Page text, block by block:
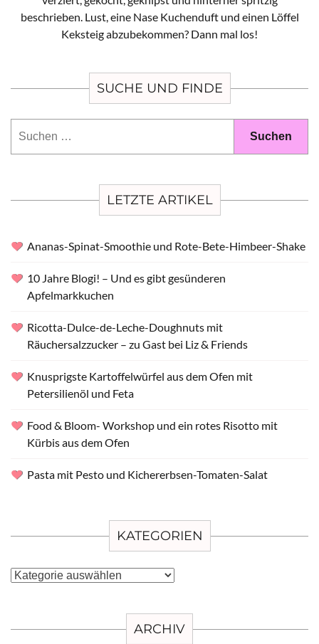
beschrieben. Lust, eine Nase Kuchenduft und einen Löffel
Keksteig abzubekommen? Dann mal los!
SUCHE UND FINDE
LETZTE ARTIKEL
Ananas-Spinat-Smoothie und Rote-Bete-Himbeer-Shake
10 Jahre Blogi! – Und es gibt gesünderen
Apfelmarkkuchen
Ricotta-Dulce-de-Leche-Doughnuts mit
Räuchersalzzucker – zu Gast bei Liz & Friends
Knusprigste Kartoffelwürfel aus dem Ofen mit
Petersilienöl und Feta
Food & Bloom- Workshop und ein rotes Risotto mit
Kürbis aus dem Ofen
Pasta mit Pesto und Kichererbsen-Tomaten-Salat
KATEGORIEN
Kategorien
ARCHIV